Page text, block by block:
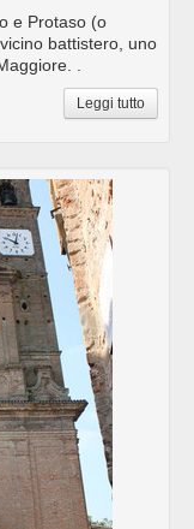
e Protaso (o
battistero, uno
.
Leggi tutto